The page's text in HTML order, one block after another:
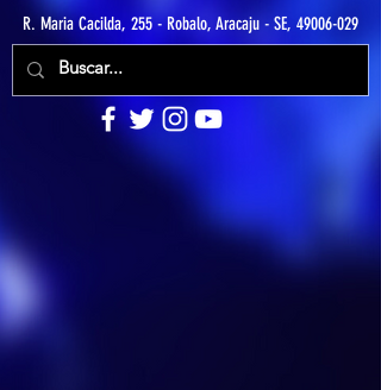
R. Maria Cacilda, 255 - Robalo, Aracaju - SE, 49006-029